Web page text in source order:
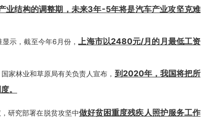
业结构的调整期，未来3年-5年将是汽车产业攻坚克难
示，截至今年6月份， 上海市以2480元/月的月最低工资
家林业和草原局有关负责人宣布， 到2020年，我国将把所
。
研究部署在脱贫攻坚中做好贫困重度残疾人照护服务工作